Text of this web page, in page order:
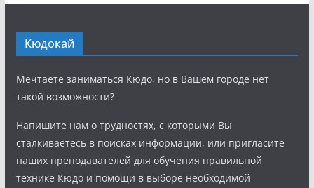
Кюдокай
Мечтаете заниматься Кюдо, но в Вашем городе нет
такой возможности?
Напишите нам о трудностях, с которыми Вы
сталкиваетесь в поисках информации, или пригласите
наших преподавателей для обучения правильной
технике Кюдо и помощи в выборе необходимой